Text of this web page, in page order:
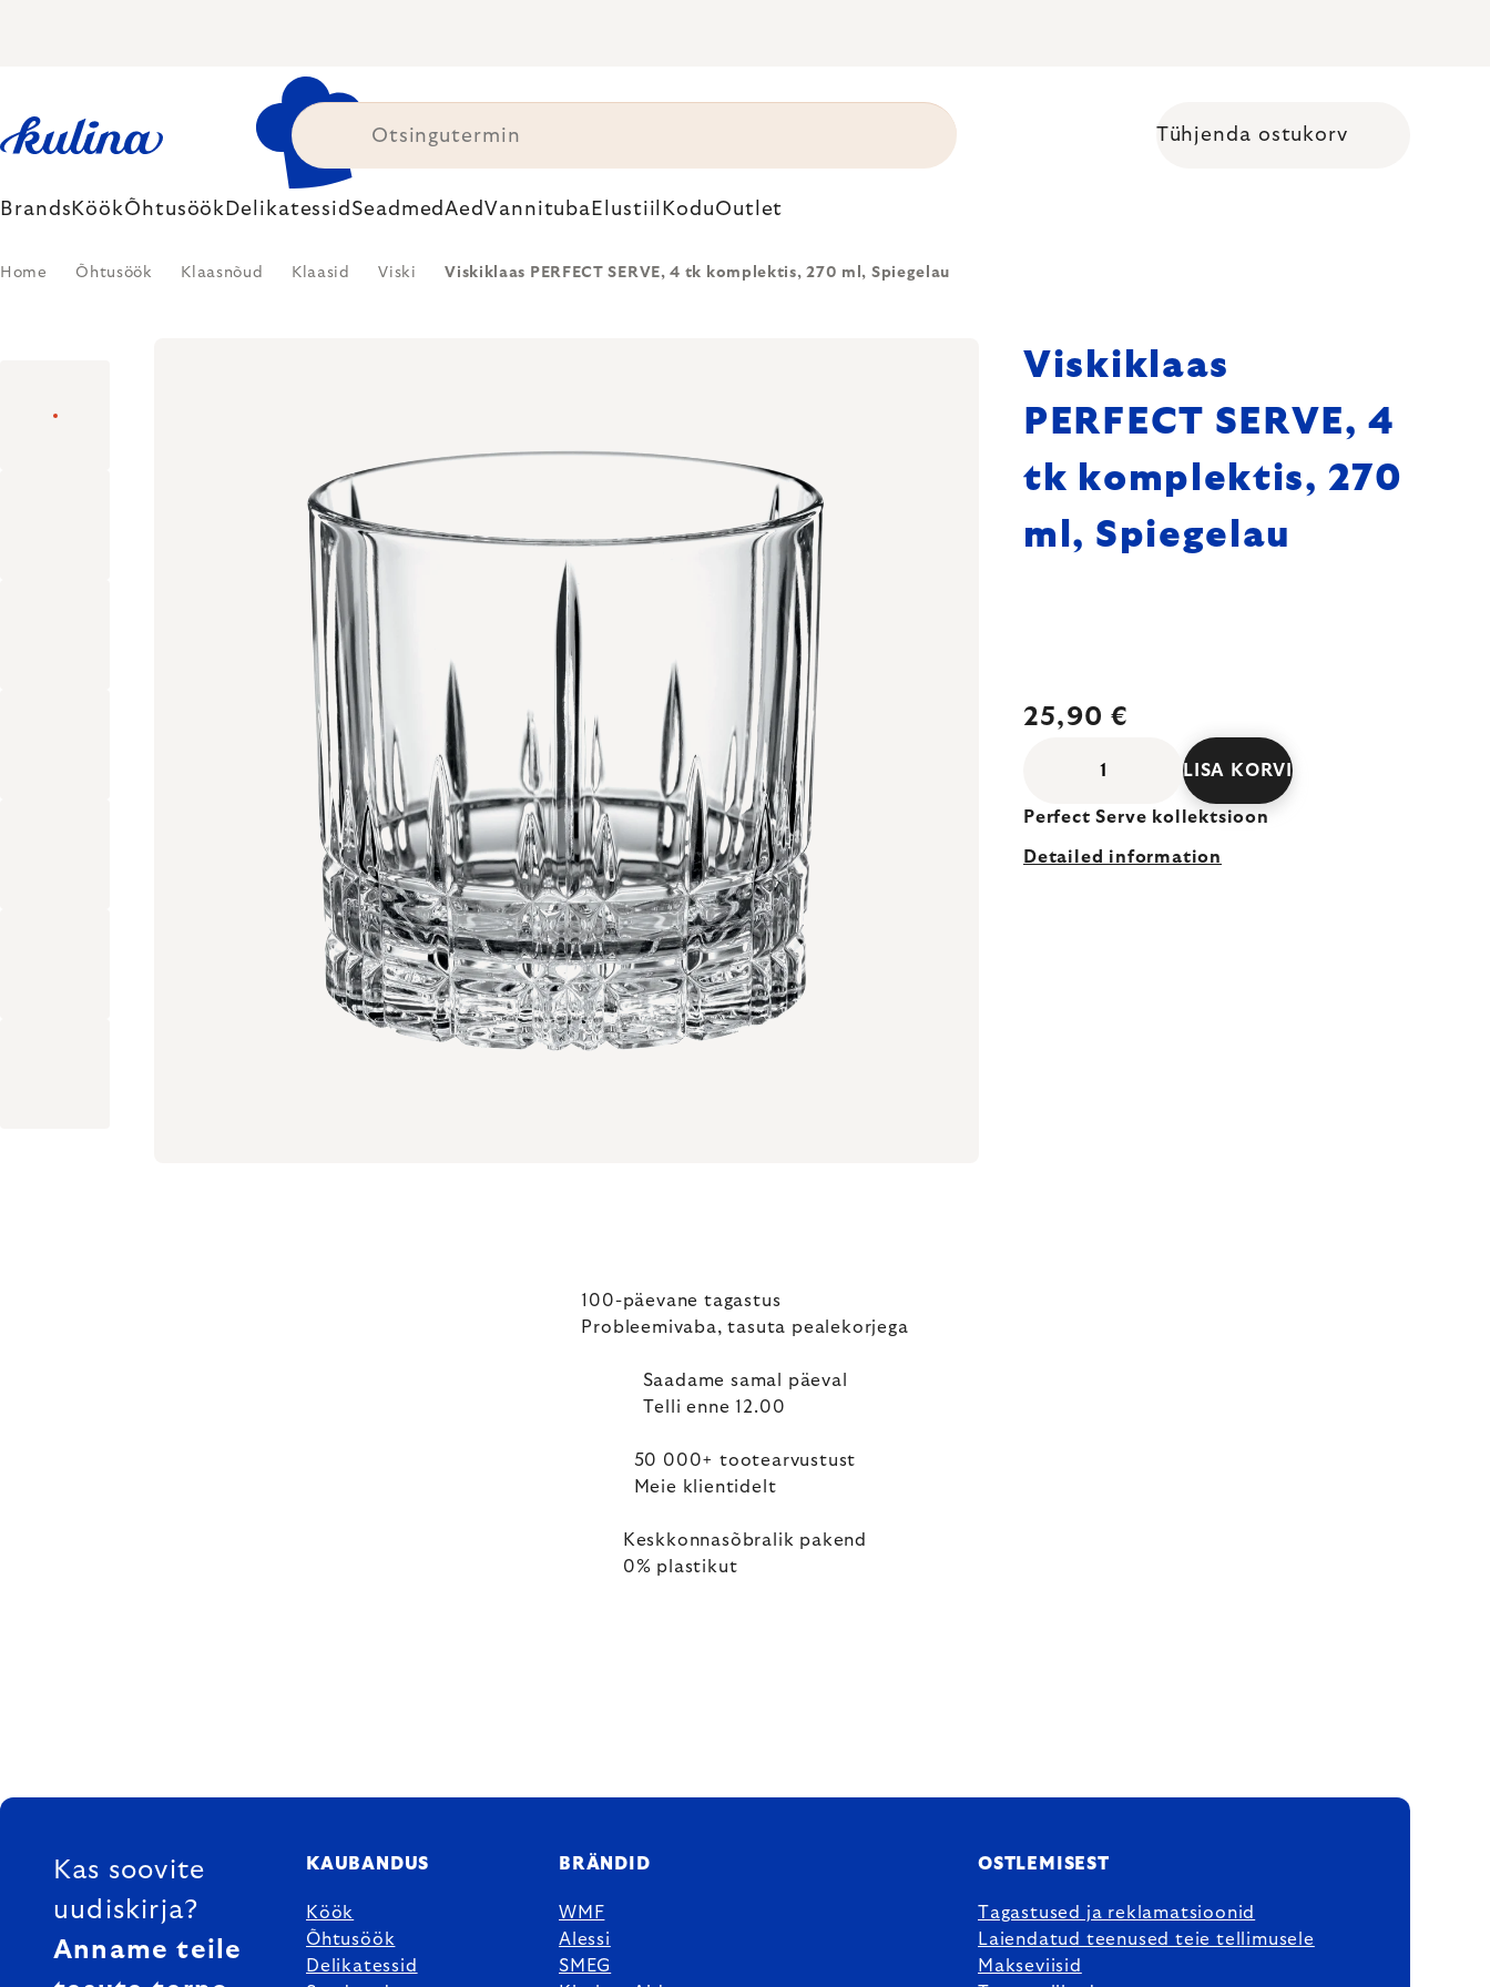
Tühjenda ostukorv
Brands KöökÕhtusöök Delikatessid SeadmedAedVannituba Elustiil KoduOutlet
Home Õhtusöök Klaasnõud Klaasid Viski Viskiklaas PERFECT SERVE, 4 tk komplektis, 270 ml, Spiegelau
Viskiklaas
PERFECT SERVE, 4
tk komplektis, 270
ml, Spiegelau
25,90 €
LISA KORVI
Perfect Serve kollektsioon
Detailed information
100-päevane tagastus
Probleemivaba, tasuta pealekorjega
Saadame samal päeval
Telli enne 12.00
50 000+ tootearvustust
Meie klientidelt
Keskkonnasõbralik pakend
0% plastikut
FOOTER
Kas soovite
uudiskirja?
Anname teile
KAUBANDUS
Köök
Õhtusöök
Delikatessid
BRÄNDID
WMF
Alessi
SMEG
OSTLEMISEST
Tagastused ja reklamatsioonid
Laiendatud teenused teie tellimusele
Makseviisid